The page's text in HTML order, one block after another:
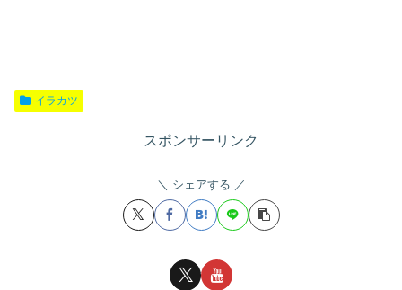
イラカツ
スポンサーリンク
シェアする